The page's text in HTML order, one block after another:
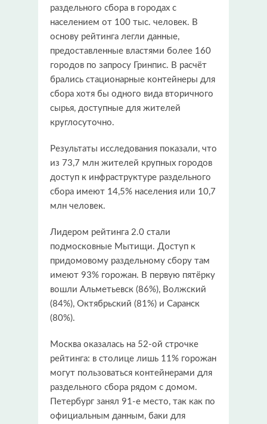
раздельного сбора в городах с
населением от 100 тыс. человек. В
основу рейтинга легли данные,
предоставленные властями более 160
городов по запросу Гринпис. В расчёт
брались стационарные контейнеры для
сбора хотя бы одного вида вторичного
сырья, доступные для жителей
круглосуточно.
Результаты исследования показали, что
из 73,7 млн жителей крупных городов
доступ к инфраструктуре раздельного
сбора имеют 14,5% населения или 10,7
млн человек.
Лидером рейтинга 2.0 стали
подмосковные Мытищи. Доступ к
придомовому раздельному сбору там
имеют 93% горожан. В первую пятёрку
вошли Альметьевск (86%), Волжский
(84%), Октябрьский (81%) и Саранск
(80%).
Москва оказалась на 52-ой строчке
рейтинга: в столице лишь 11% горожан
могут пользоваться контейнерами для
раздельного сбора рядом с домом.
Петербург занял 91-е место, так как по
официальным данным, баки для